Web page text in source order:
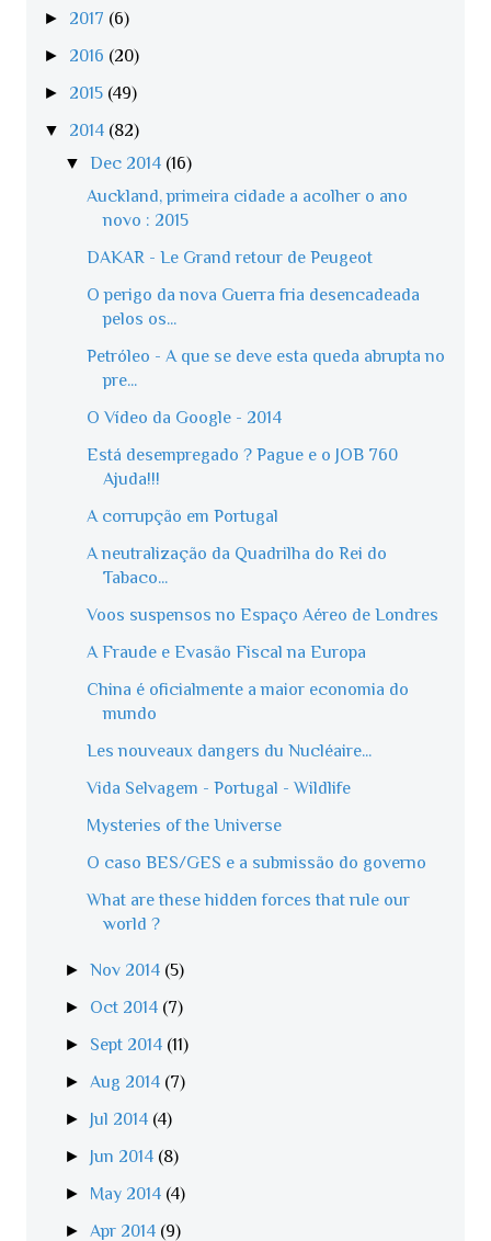
► 2017 (6)
► 2016 (20)
► 2015 (49)
▼ 2014 (82)
▼Dec 2014 (16)
Auckland, primeira cidade a acolher o ano
novo : 2015
DAKAR - Le Grand retour de Peugeot
O perigo da nova Guerra fria desencadeada
pelos os...
Petróleo - A que se deve esta queda abrupta no
pre...
O Vídeo da Google - 2014
Está desempregado ? Pague e o JOB 760
Ajuda!!!
A corrupção em Portugal
A neutralização da Quadrilha do Rei do
Tabaco...
Voos suspensos no Espaço Aéreo de Londres
A Fraude e Evasão Fiscal na Europa
China é oficialmente a maior economia do
mundo
Les nouveaux dangers du Nucléaire...
Vida Selvagem - Portugal - Wildlife
Mysteries of the Universe
O caso BES/GES e a submissão do governo
What are these hidden forces that rule our
world ?
►Nov 2014 (5)
► Oct 2014 (7)
► Sept 2014 (11)
► Aug 2014 (7)
► Jul 2014 (4)
► Jun 2014 (8)
► May 2014 (4)
► Apr 2014 (9)